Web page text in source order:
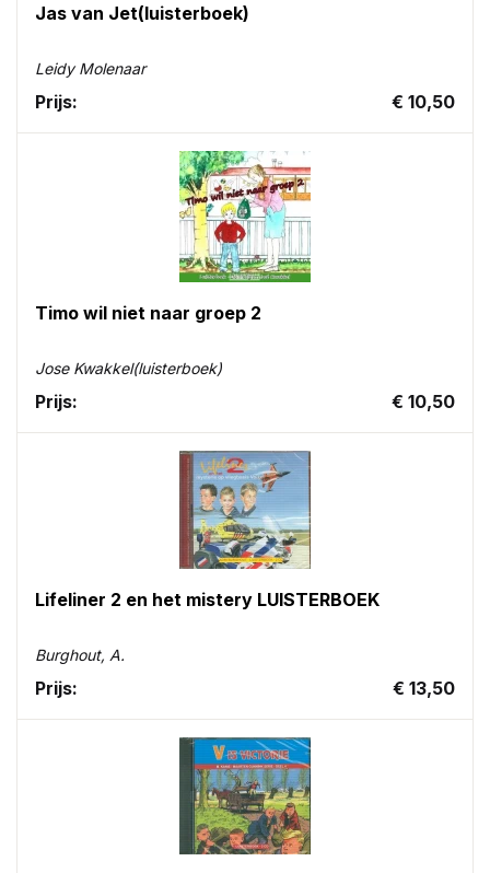
Jas van Jet(luisterboek)
Leidy Molenaar
Prijs: € 10,50
Timo wil niet naar groep 2
Jose Kwakkel(luisterboek)
Prijs: € 10,50
Lifeliner 2 en het mistery LUISTERBOEK
Burghout, A.
Prijs: € 13,50